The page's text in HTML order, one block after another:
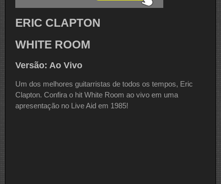
ERIC CLAPTON
WHITE ROOM
Versão: Ao Vivo
Um dos melhores guitarristas de todos os tempos, Eric
Clapton. Confira o hit White Room ao vivo em uma
apresentação no Live Aid em 1985!